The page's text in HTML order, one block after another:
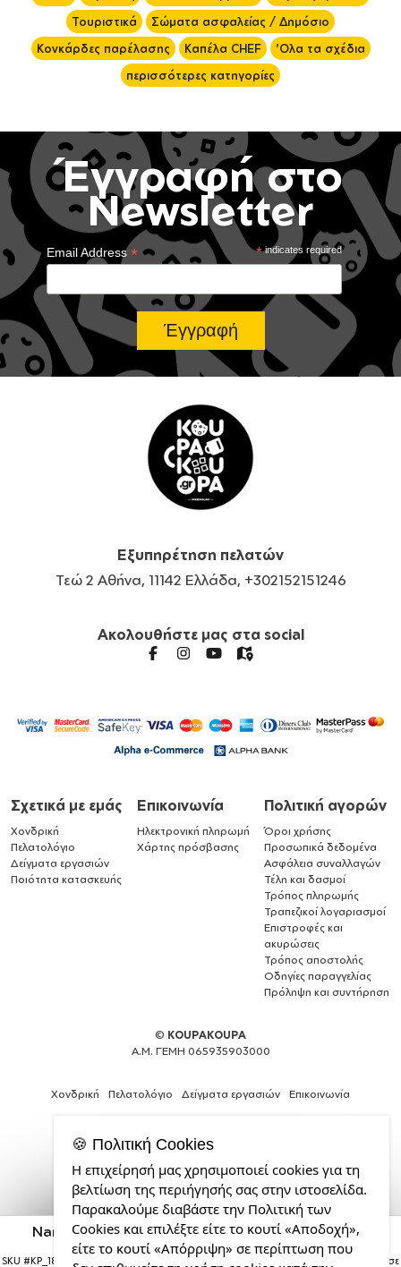
Naruto anime, Μαξιλάρι καναπέ Μαγικό Μαύρο με
πούλιες 40x40cm περιέχεται το γέμισμα
SKU #KP_18836_pilsequin-black Η παραγγελία σας θα παραδοθεί σε
Τουριστικά
Σώματα ασφαλείας / Δημόσιο
Κονκάρδες παρέλασης
Καπέλα CHEF
'Ολα τα σχέδια
περισσότερες κατηγορίες
Έγγραφή στο
Newsletter
*indicates required
Email Address*
Εξυπηρέτηση πελατών
Τεώ 2 Αθήνα, 11142 Ελλάδα, +302152151246
Ακολουθήστε μας στα social
Σχετικά με εμάς
Χονδρική
Πελατολόγιο
Δείγματα εργασιών
Ποιότητα κατασκευής
Επικοινωνία
Ηλεκτρονική πληρωμή
Χάρτης πρόσβασης
Πολιτική αγορών
Όροι χρήσης
Προσωπικά δεδομένα
Ασφάλεια συναλλαγών
Τέλη και δασμοί
Τρόπος πληρωμής
Τραπεζικοί λογαριασμοί
Επιστροφές και
ακυρώσεις
Τρόπος αποστολής
Οδηγίες παραγγελίας
Πρόληψη και συντήρηση
© KOUPAKOUPA
Α.Μ. ΓΕΜΗ 065935903000
Χονδρική Πελατολόγιο Δείγματα εργασιών Επικοινωνία
Expert
Web
Development
Services
από
την
🍪 Πολιτική Cookies
Η επιχείρησή μας χρησιμοποιεί cookies για τη
βελτίωση της περιήγησής σας στην ιστοσελίδα.
Παρακαλούμε διαβάστε την Πολιτική των
Cookies και επιλέξτε είτε το κουτί «Αποδοχή»,
είτε το κουτί «Απόρριψη» σε περίπτωση που